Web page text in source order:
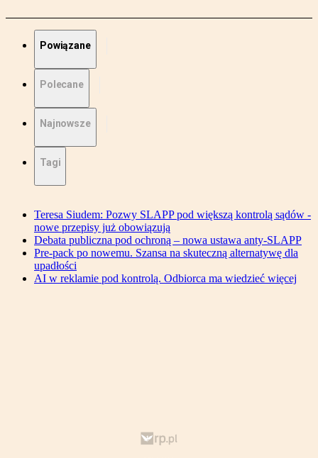
Powiązane
Polecane
Najnowsze
Tagi
Teresa Siudem: Pozwy SLAPP pod większą kontrolą sądów -
nowe przepisy już obowiązują
Debata publiczna pod ochroną – nowa ustawa anty-SLAPP
Pre-pack po nowemu. Szansa na skuteczną alternatywę dla
upadłości
AI w reklamie pod kontrolą. Odbiorca ma wiedzieć więcej